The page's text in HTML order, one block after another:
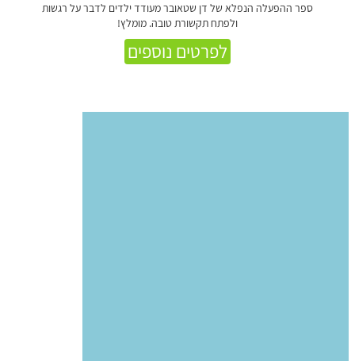
ספר ההפעלה הנפלא של דן שטאובר מעודד ילדים לדבר על רגשות
ולפתח תקשורת טובה. מומלץ!
לפרטים נוספים